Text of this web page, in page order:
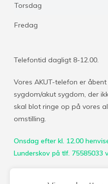
Torsdag
Fredag
Telefontid dagligt 8-12.00.
Vores AKUT-telefon er
sygdom/akut sygdom, der
skal blot ringe op på vores
omstilling.
Onsdag efter kl. 12.00
Lunderskov på tlf. 75585033